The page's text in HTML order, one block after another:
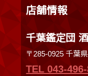
店舗情報
千葉鑑定団
〒285-0925 千葉
TEL 043-